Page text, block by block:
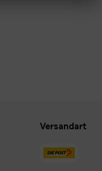
Versandart